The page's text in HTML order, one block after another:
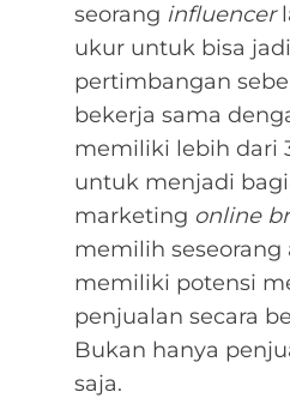
seorang influencer
ukur untuk bisa
pertimbangan
bekerja sama
memiliki lebih dari
untuk menjadi
marketing online
memilih
memiliki potensi
penjualan secara
Bukan hanya
saja.